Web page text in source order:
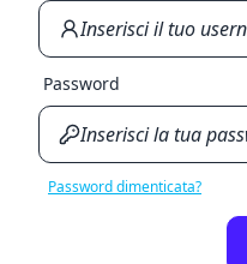
Password
Password dimenticata?